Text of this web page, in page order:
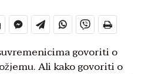
govoriti o
Ali kako govoriti o